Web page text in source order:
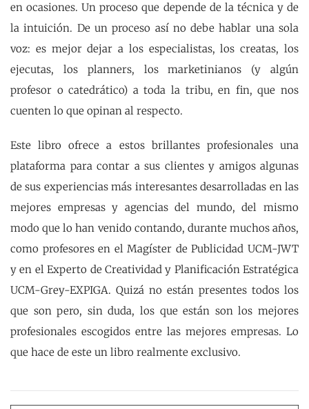
en ocasiones. Un proceso que depende de la técnica y de
la intuición. De un proceso así no debe hablar una sola
voz: es mejor dejar a los especialistas, los creatas, los
ejecutas, los planners, los marketinianos (y algún
profesor o catedrático) a toda la tribu, en fin, que nos
cuenten lo que opinan al respecto.
Este libro ofrece a estos brillantes profesionales una
plataforma para contar a sus clientes y amigos algunas
de sus experiencias más interesantes desarrolladas en las
mejores empresas y agencias del mundo, del mismo
modo que lo han venido contando, durante muchos años,
como profesores en el Magíster de Publicidad UCM-JWT
y en el Experto de Creatividad y Planificación Estratégica
UCM-Grey-EXPIGA. Quizá no están presentes todos los
que son pero, sin duda, los que están son los mejores
profesionales escogidos entre las mejores empresas. Lo
que hace de este un libro realmente exclusivo.